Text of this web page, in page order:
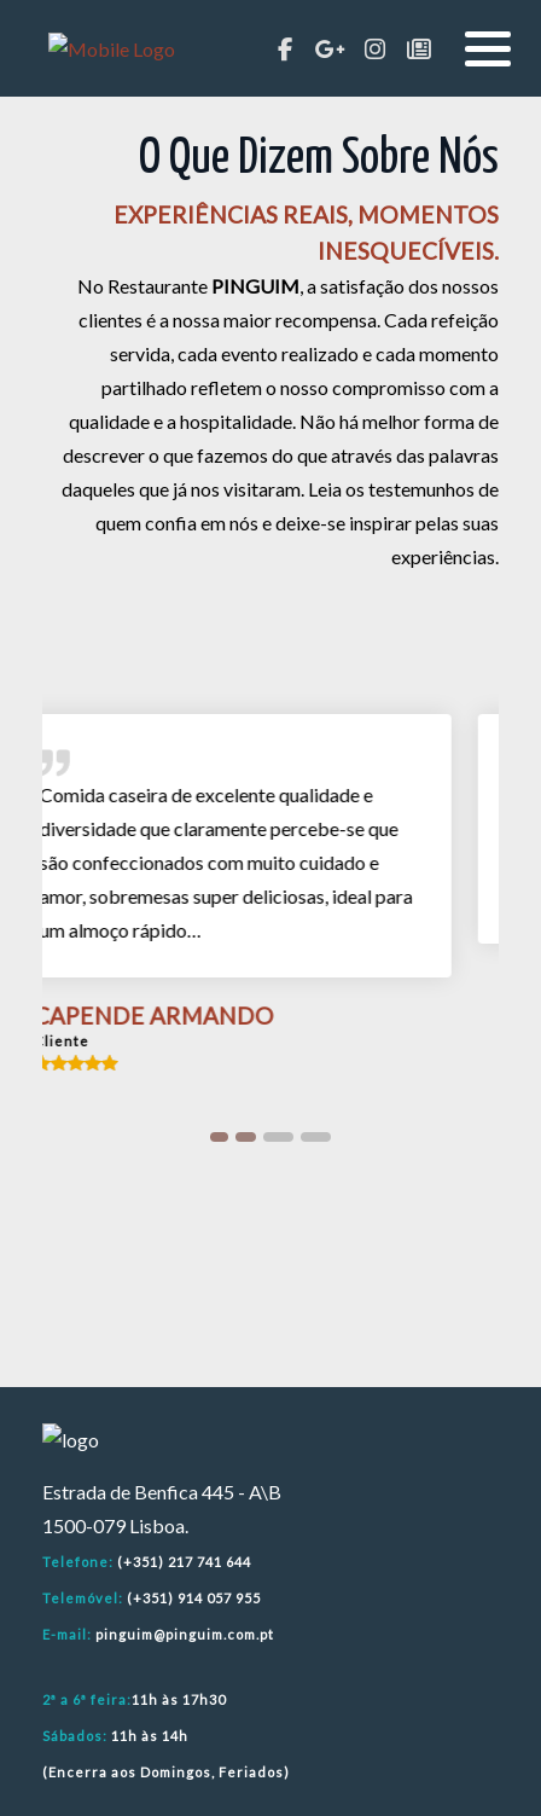
O Que Dizem Sobre Nós
EXPERIÊNCIAS REAIS, MOMENTOS
INESQUECÍVEIS.
No Restaurante PINGUIM , a satisfação dos nossos
clientes é a nossa maior recompensa. Cada refeição
servida, cada evento realizado e cada momento
partilhado refletem o nosso compromisso com a
qualidade e a hospitalidade. Não há melhor forma de
descrever o que fazemos do que através das palavras
daqueles que já nos visitaram. Leia os testemunhos de
quem confia em nós e deixe-se inspirar pelas suas
experiências.
excelente qualidade e
percebe-se que
com muito cuidado e
super deliciosas, ideal para
Quando o Natal está por
ao Pinguim. O ano
um jantar de amigos para
e trocar presentes de
JOANA
Estrada de Benfica 445 - A\B
1500-079 Lisboa.
Telefone: (+351) 217 741 644
Telemóvel: (+351) 914 057 955
E-mail: pinguim@pinguim.com.pt
2ª a 6ª feira:11h às 17h30
Sábados: 11h às 14h
(Encerra aos Domingos, Feriados)